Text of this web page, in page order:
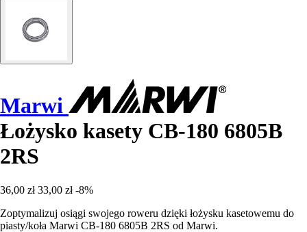
Marwi
Łożysko kasety CB-180 6805B
2RS
36,00 zł 33,00 zł -8%
Zoptymalizuj osiągi swojego roweru dzięki łożysku kasetowemu do
piasty/koła Marwi CB-180 6805B 2RS od Marwi.